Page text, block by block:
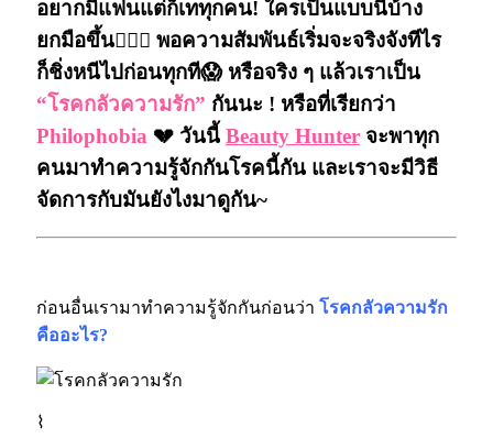
อยากมีแฟนแต่ก็เททุกคน! ใครเป็นแบบนี้บ้าง
ยกมือขึ้น🙋🏻‍♀️ พอความสัมพันธ์เริ่มจะจริงจังทีไร
ก็ชิ่งหนีไปก่อนทุกที😱 หรือจริง ๆ แล้วเราเป็น
“โรคกลัวความรัก” กันนะ ! หรือที่เรียกว่า
Philophobia 💔 วันนี้ Beauty Hunter จะพาทุก
คนมาทำความรู้จักกันโรคนี้กัน และเราจะมีวิธี
จัดการกับมันยังไงมาดูกัน~
ก่อนอื่นเรามาทำความรู้จักกันก่อนว่า โรคกลัวความรัก
คืออะไร?
⌇